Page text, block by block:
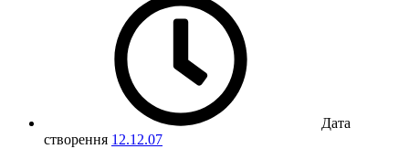
Дата
створення 12.12.07